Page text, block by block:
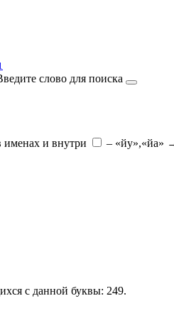
слово для поиска
именах и внутри – «йу»,«йа»
с данной буквы: 249.